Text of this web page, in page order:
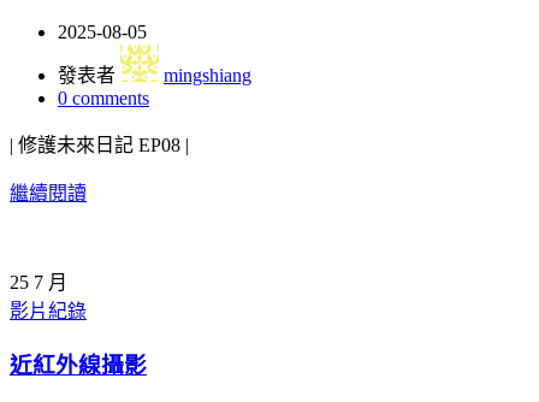
2025-08-05
發表者
mingshiang
0 comments
| 修護未來日記 EP08 |
繼續閱讀
25 7 月
影片紀錄
近紅外線攝影